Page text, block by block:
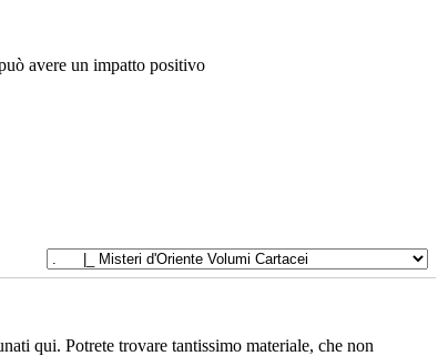
avere un impatto positivo
qui. Potrete trovare tantissimo materiale, che non